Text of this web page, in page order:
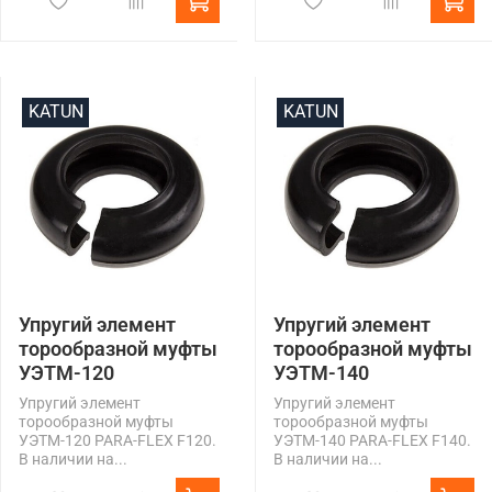
KATUN
Упругий элемент
торообразной муфты
УЭТМ-120
Упругий элемент
торообразной муфты
УЭТМ-120 PARA-FLEX F120.
В наличии на...
KATUN
Упругий элемент
торообразной муфты
УЭТМ-140
Упругий элемент
торообразной муфты
УЭТМ-140 PARA-FLEX F140.
В наличии на...